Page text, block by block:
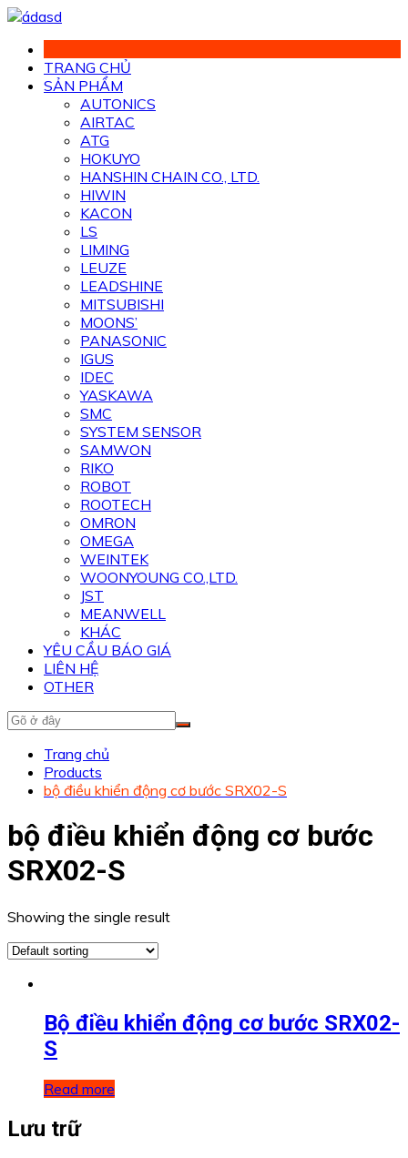
Chuyển
phần
dung
TRANG CHỦ
SẢN PHẨM
AUTONICS
AIRTAC
ATG
HOKUYO
HANSHIN CHAIN CO., LTD.
HIWIN
KACON
LS
LIMING
LEUZE
LEADSHINE
MITSUBISHI
MOONS’
PANASONIC
IGUS
IDEC
YASKAWA
SMC
SYSTEM SENSOR
SAMWON
RIKO
ROBOT
ROOTECH
OMRON
OMEGA
WEINTEK
WOONYOUNG CO.,LTD.
JST
MEANWELL
KHÁC
YÊU CẦU BÁO GIÁ
LIÊN HỆ
OTHER
Trang chủ
Products
bộ điều khiển động cơ bước SRX02-S
bộ điều khiển động cơ bước
SRX02-S
Showing the single result
Bộ điều khiển động cơ bước SRX02-
S
Read more
Lưu trữ